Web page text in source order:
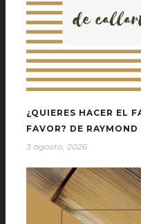
¿QUIERES HACER EL
FAVOR? DE RAYMOND
3 agosto, 2026